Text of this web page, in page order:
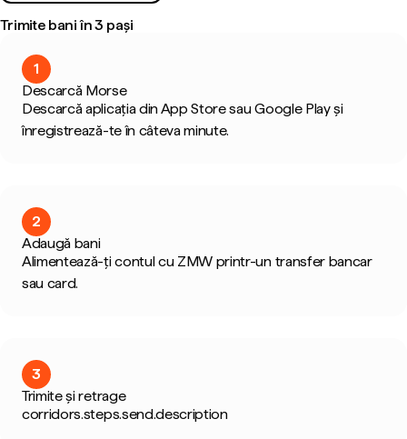
Trimite bani în 3 pași
1
Descarcă Morse
Descarcă aplicația din App Store sau Google Play și
înregistrează-te în câteva minute.
2
Adaugă bani
Alimentează-ți contul cu ZMW printr-un transfer bancar
sau card.
3
Trimite și retrage
corridors.steps.send.description